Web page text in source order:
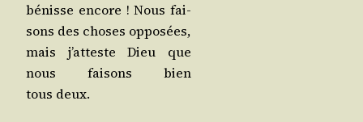
bénisse encore ! Nous fai­
sons des choses oppo­sées,
mais j’at­teste Dieu que
nous fai­sons bien
tous deux.